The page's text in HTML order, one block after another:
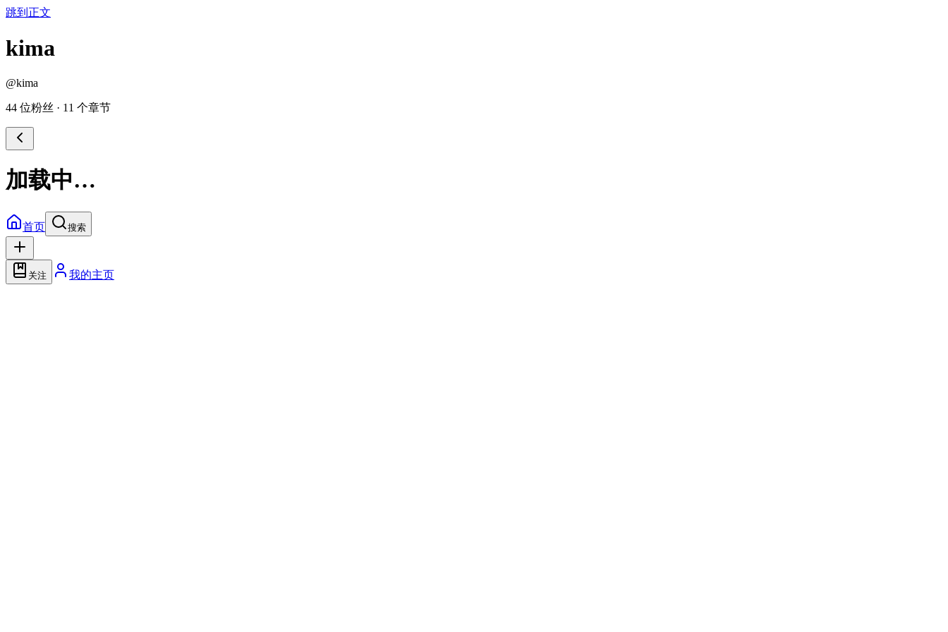
跳到正文
kima
@kima
44 位粉丝 · 11 个章节
加载中…
首页 搜索
关注 我的主页